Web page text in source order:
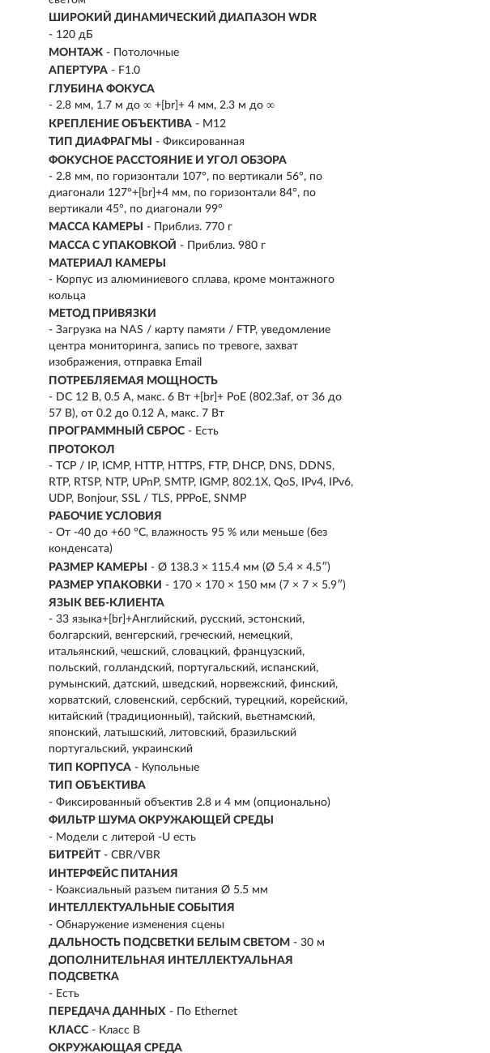
ШИРОКИЙ ДИНАМИЧЕСКИЙ ДИАПАЗОН WDR
- 120 дБ
МОНТАЖ - Потолочные
АПЕРТУРА - F1.0
ГЛУБИНА ФОКУСА
- 2.8 мм, 1.7 м до ∞ +[br]+ 4 мм, 2.3 м до ∞
КРЕПЛЕНИЕ ОБЪЕКТИВА - М12
ТИП ДИАФРАГМЫ
- Фиксированная
ФОКУСНОЕ РАССТОЯНИЕ И УГОЛ ОБЗОРА
- 2.8 мм, по горизонтали 107°, по вертикали 56°, по
диагонали 127°+[br]+4 мм, по горизонтали 84°, по
вертикали 45°, по диагонали 99°
МАССА КАМЕРЫ
- Приблиз. 770 г
МАССА С УПАКОВКОЙ - Приблиз. 980 г
МАТЕРИАЛ КАМЕРЫ
- Корпус из алюминиевого сплава, кроме монтажного
кольца
МЕТОД ПРИВЯЗКИ
- Загрузка на NAS / карту памяти / FTP, уведомление
центра мониторинга, запись по тревоге, захват
изображения, отправка Email
ПОТРЕБЛЯЕМАЯ МОЩНОСТЬ
- DC 12 В, 0.5 А, макс. 6 Вт +[br]+ PoE (802.3af, от 36 до
57 В), от 0.2 до 0.12 A, макс. 7 Вт
ПРОГРАММНЫЙ СБРОС - Есть
ПРОТОКОЛ
- TCP / IP, ICMP, HTTP, HTTPS, FTP, DHCP, DNS, DDNS,
RTP, RTSP, NTP, UPnP, SMTP, IGMP, 802.1X, QoS, IPv4, IPv6,
UDP, Bonjour, SSL / TLS, PPPoE, SNMP
РАБОЧИЕ УСЛОВИЯ
- От -40 до +60 °C, влажность 95 % или меньше (без
конденсата)
РАЗМЕР КАМЕРЫ
- Ø 138.3 × 115.4 мм (Ø 5.4 × 4.5″)
РАЗМЕР УПАКОВКИ - 170 × 170 × 150 мм (7 × 7 × 5.9″)
ЯЗЫК ВЕБ-КЛИЕНТА
- 33 языка+[br]+Английский, русский, эстонский,
болгарский, венгерский, греческий, немецкий,
итальянский, чешский, словацкий, французский,
польский, голландский, португальский, испанский,
румынский, датский, шведский, норвежский, финский,
хорватский, словенский, сербский, турецкий, корейский,
китайский (традиционный), тайский, вьетнамский,
японский, латышский, литовский, бразильский
португальский, украинский
ТИП КОРПУСА - Купольные
ТИП ОБЪЕКТИВА
- Фиксированный объектив 2.8 и 4 мм (опционально)
ФИЛЬТР ШУМА ОКРУЖАЮЩЕЙ СРЕДЫ
- Модели с литерой -U есть
БИТРЕЙТ - CBR/VBR
ИНТЕРФЕЙС ПИТАНИЯ
- Коаксиальный разъем питания Ø 5.5 мм
ИНТЕЛЛЕКТУАЛЬНЫЕ СОБЫТИЯ
- Обнаружение изменения сцены
ДАЛЬНОСТЬ ПОДСВЕТКИ БЕЛЫМ СВЕТОМ - 30 м
ДОПОЛНИТЕЛЬНАЯ ИНТЕЛЛЕКТУАЛЬНАЯ
ПОДСВЕТКА
- Есть
ПЕРЕДАЧА ДАННЫХ - По Ethernet
КЛАСС - Класс B
ОКРУЖАЮЩАЯ СРЕДА